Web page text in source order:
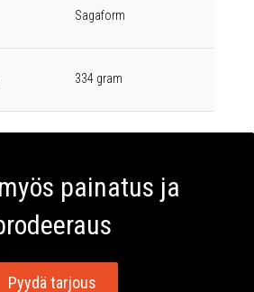
Sagaform
334 gram
painatus ja
Pyydä tarjous